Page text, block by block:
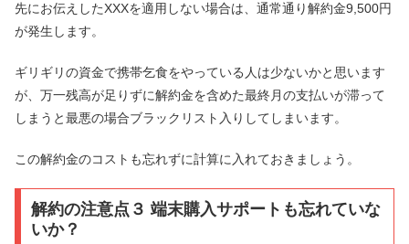
先にお伝えしたXXXを適用しない場合は、通常通り解約金9,500円
が発生します。
ギリギリの資金で携帯乞食をやっている人は少ないかと思います
が、万一残高が足りずに解約金を含めた最終月の支払いが滞って
しまうと最悪の場合ブラックリスト入りしてしまいます。
この解約金のコストも忘れずに計算に入れておきましょう。
解約の注意点３ 端末購入サポートも忘れていな
いか？